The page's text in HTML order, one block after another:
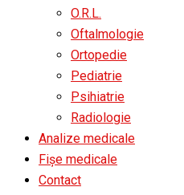
O.R.L.
Oftalmologie
Ortopedie
Pediatrie
Psihiatrie
Radiologie
Analize medicale
Fișe medicale
Contact